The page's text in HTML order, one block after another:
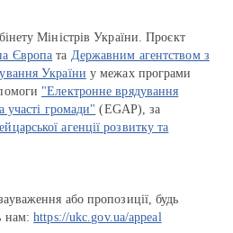
Міністрів України. Проєкт
Європа та Державним агентством з
України у межах програми
"Електронне врядування
участі громади" (EGAP), за
агенції розвитку та
або пропозиції, будь
нам:https://ukc.gov.ua/appeal